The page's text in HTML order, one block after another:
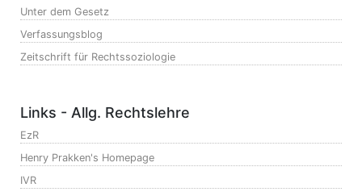
Unter dem Gesetz
Verfassungsblog
Zeitschrift für Rechtssoziologie
Links - Allg. Rechtslehre
EzR
Henry Prakken's Homepage
IVR